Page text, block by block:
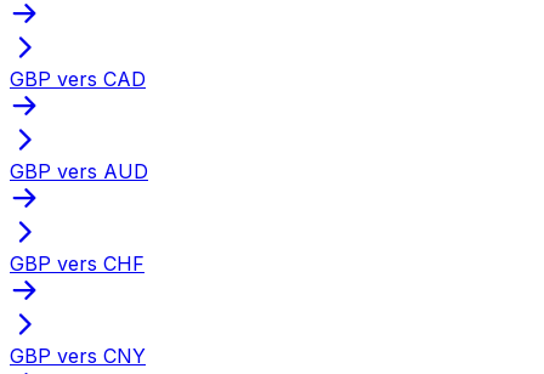
GBP vers CAD
GBP vers AUD
GBP vers CHF
GBP vers CNY